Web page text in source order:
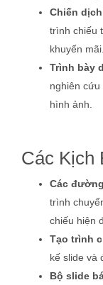
Chiến
trình chiếu
khuyến mãi.
Trình bày
nghiên cứu
hình ảnh.
Các Kịch
Các
trình
chiếu hiện
Tạo trình
kế slide và
Bộ slide